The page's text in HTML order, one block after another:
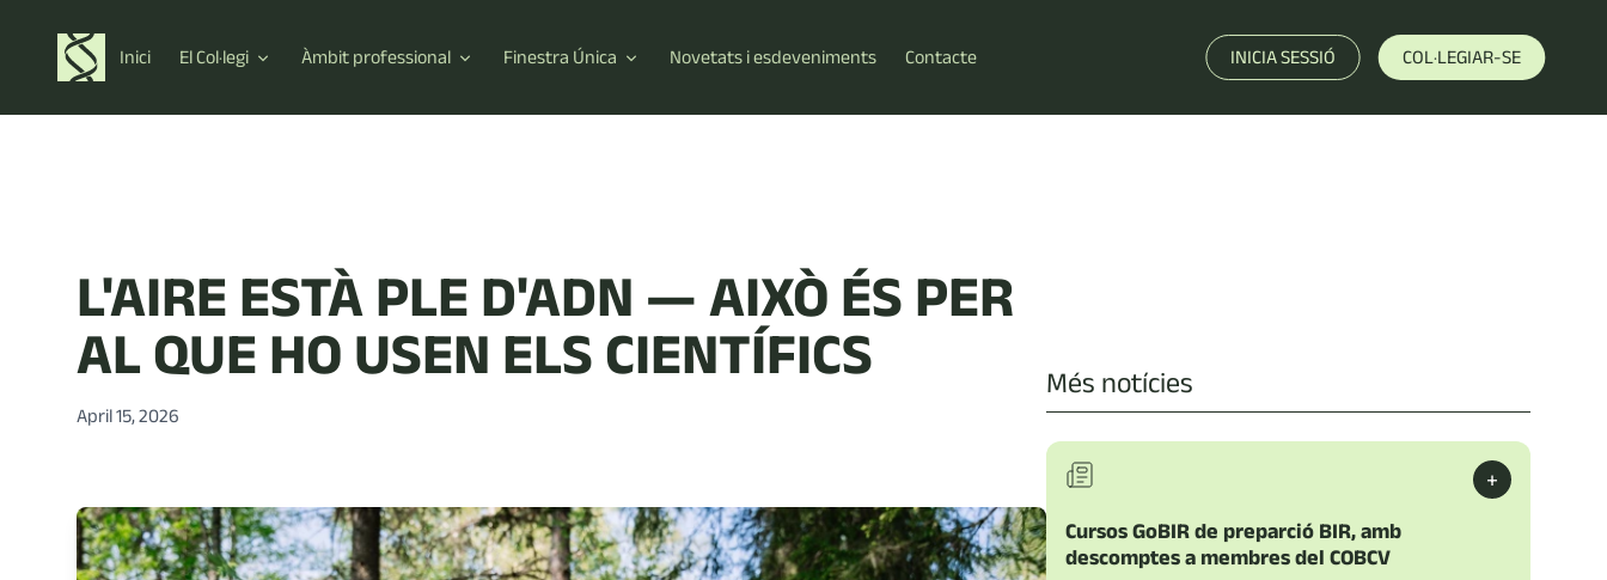
Inici El Col·legi Àmbit professional Finestra Única Novetats i esdeveniments Contacte INICIA SESSIÓ COL·LEGIAR-SE
L'AIRE ESTÀ PLE D'ADN — AIXÒ ÉS PER
AL QUE HO USEN ELS CIENTÍFICS
April 15, 2026
Més notícies
+
Cursos GoBIR de preparció BIR, amb
descomptes a membres del COBCV